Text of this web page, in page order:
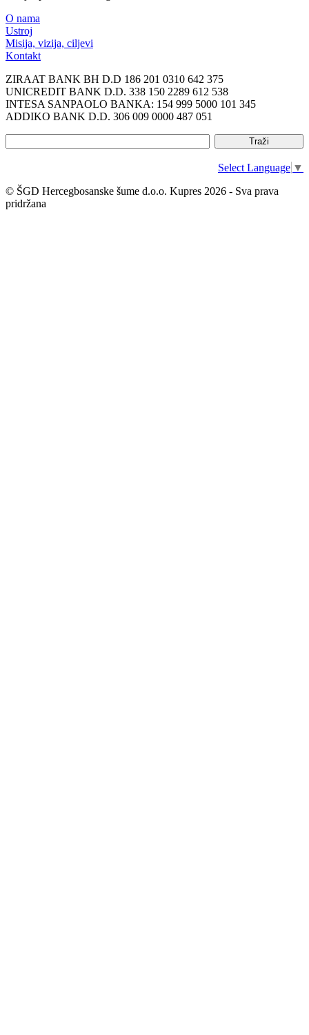
O nama
Ustroj
Misija, vizija, ciljevi
Kontakt
ZIRAAT BANK BH D.D 186 201 0310 642 375
UNICREDIT BANK D.D. 338 150 2289 612 538
INTESA SANPAOLO BANKA: 154 999 5000 101 345
ADDIKO BANK D.D. 306 009 0000 487 051
Select Language ▼
© ŠGD Hercegbosanske šume d.o.o. Kupres 2026 - Sva prava
pridržana